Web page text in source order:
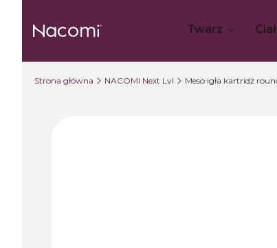
Twarz
Strona główna NACOMI Next Lvl Meso igła kartridż